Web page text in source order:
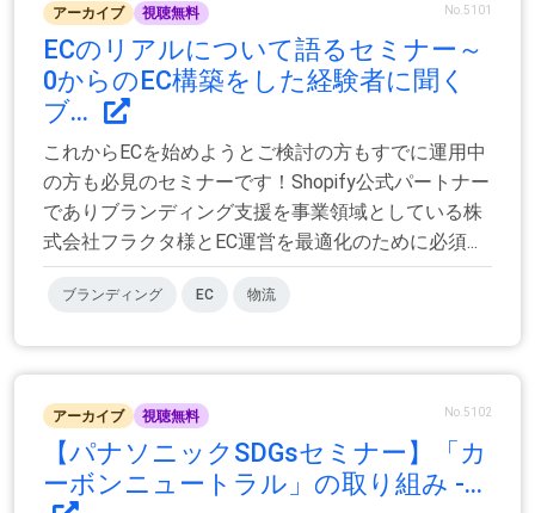
アーカイブ 視聴無料 No.5101
ECのリアルについて語るセミナー～
0からのEC構築をした経験者に聞く
ブ...
これからECを始めようとご検討の方もすでに運用中
の方も必見のセミナーです！Shopify公式パートナー
でありブランディング支援を事業領域としている株
式会社フラクタ様とEC運営を最適化のために必須...
ブランディング EC 物流
アーカイブ 視聴無料 No.5102
【パナソニックSDGsセミナー】「カ
ーボンニュートラル」の取り組み -...